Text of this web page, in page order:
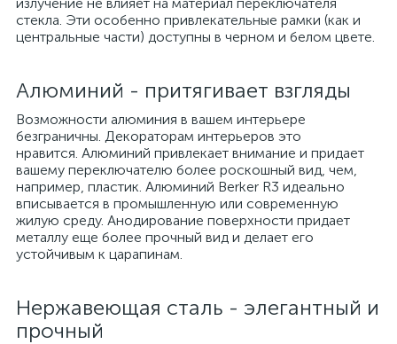
стекла. Эти особенно привлекательные рамки (как и
центральные части) доступны в черном и белом цвете.
Алюминий - притягивает взгляды
Возможности алюминия в вашем интерьере
безграничны. Декораторам интерьеров это
нравится. Алюминий привлекает внимание и придает
вашему переключателю более роскошный вид, чем,
например, пластик. Алюминий Berker R3 идеально
вписывается в промышленную или современную
жилую среду. Анодирование поверхности придает
металлу еще более прочный вид и делает его
устойчивым к царапинам.
Нержавеющая сталь - элегантный и
прочный